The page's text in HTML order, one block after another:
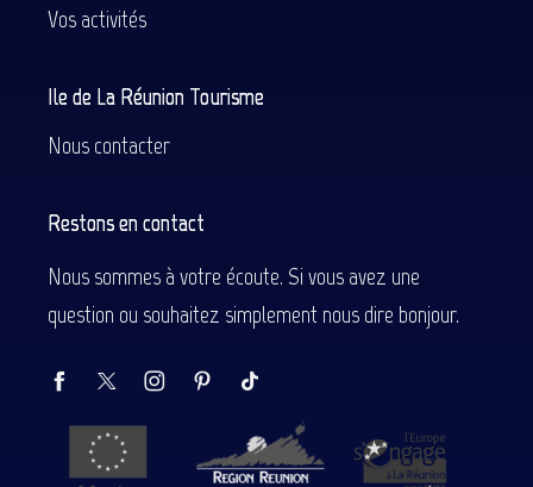
Vos activités
Ile de La Réunion Tourisme
Nous contacter
Restons en contact
Nous sommes à votre écoute. Si vous avez une
question ou souhaitez simplement nous dire bonjour.